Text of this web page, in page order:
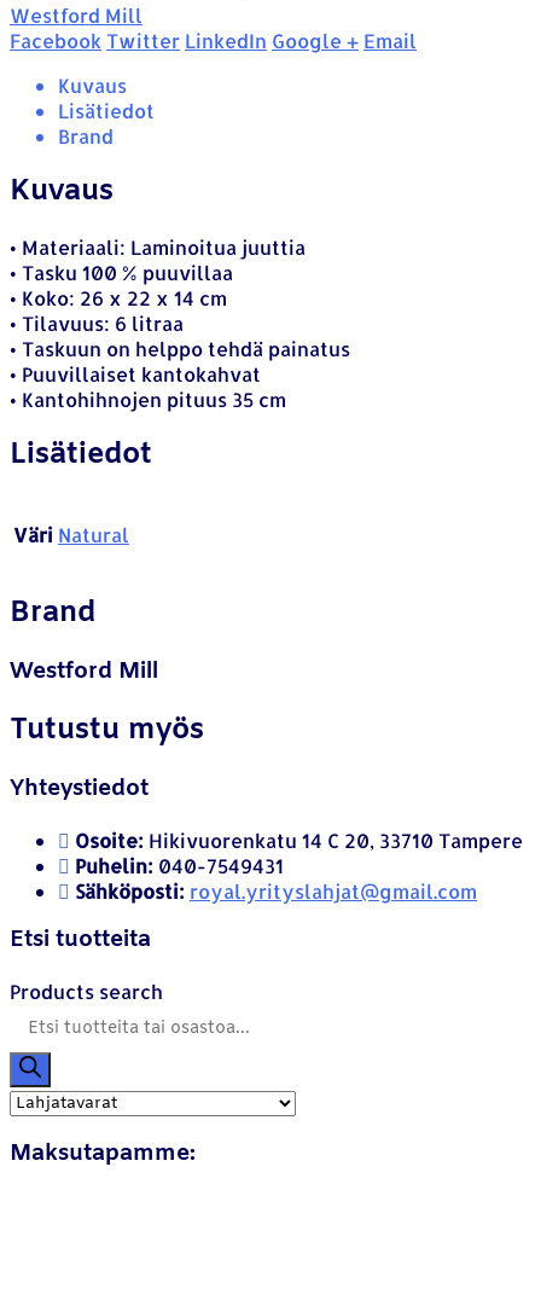
Westford Mill
Facebook Twitter LinkedIn Google + Email
Kuvaus
Lisätiedot
Brand
Kuvaus
• Materiaali: Laminoitua juuttia
• Tasku 100 % puuvillaa
• Koko: 26 x 22 x 14 cm
• Tilavuus: 6 litraa
• Taskuun on helppo tehdä painatus
• Puuvillaiset kantokahvat
• Kantohihnojen pituus 35 cm
Lisätiedot
Väri Natural
Brand
Westford Mill
Tutustu myös
Yhteystiedot
Osoite: Hikivuorenkatu 14 C 20, 33710 Tampere
Puhelin: 040-7549431
Sähköposti: royal.yrityslahjat@gmail.com
Etsi tuotteita
Products search
Maksutapamme: